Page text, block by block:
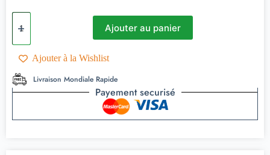
Ajouter au panier
Ajouter à la Wishlist
Livraison Mondiale Rapide
Payement securisé